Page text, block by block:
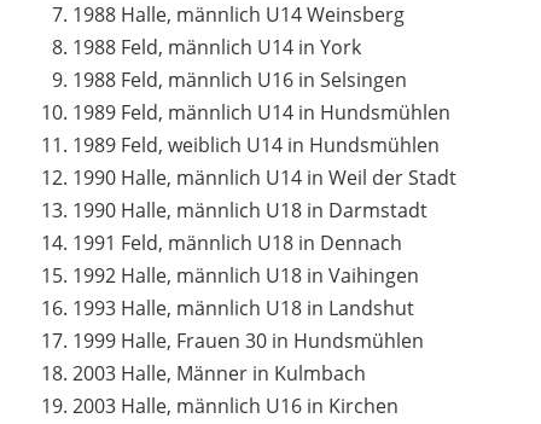
1988 Halle, männlich U14 Weinsberg
1988 Feld, männlich U14 in York
1988 Feld, männlich U16 in Selsingen
1989 Feld, männlich U14 in Hundsmühlen
1989 Feld, weiblich U14 in Hundsmühlen
1990 Halle, männlich U14 in Weil der Stadt
1990 Halle, männlich U18 in Darmstadt
1991 Feld, männlich U18 in Dennach
1992 Halle, männlich U18 in Vaihingen
1993 Halle, männlich U18 in Landshut
1999 Halle, Frauen 30 in Hundsmühlen
2003 Halle, Männer in Kulmbach
2003 Halle, männlich U16 in Kirchen